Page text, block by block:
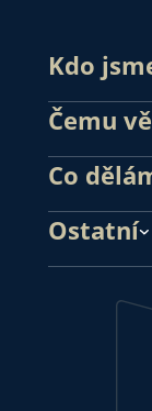
Kdo
Čemu
Co
Ostatní